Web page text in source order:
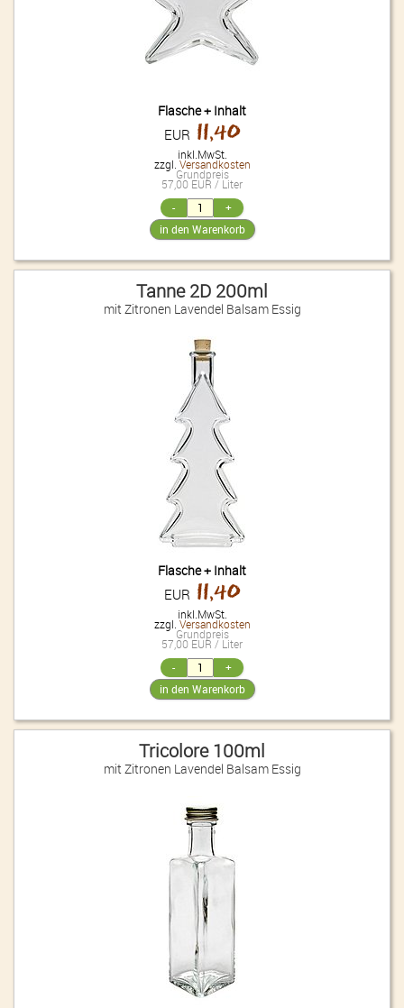
Flasche + Inhalt
EUR 11,40
inkl.MwSt.
zzgl. Versandkosten
Grundpreis
57,00 EUR / Liter
Tanne 2D 200ml
mit Zitronen Lavendel Balsam Essig
Flasche + Inhalt
EUR 11,40
inkl.MwSt.
zzgl. Versandkosten
Grundpreis
57,00 EUR / Liter
Tricolore 100ml
mit Zitronen Lavendel Balsam Essig